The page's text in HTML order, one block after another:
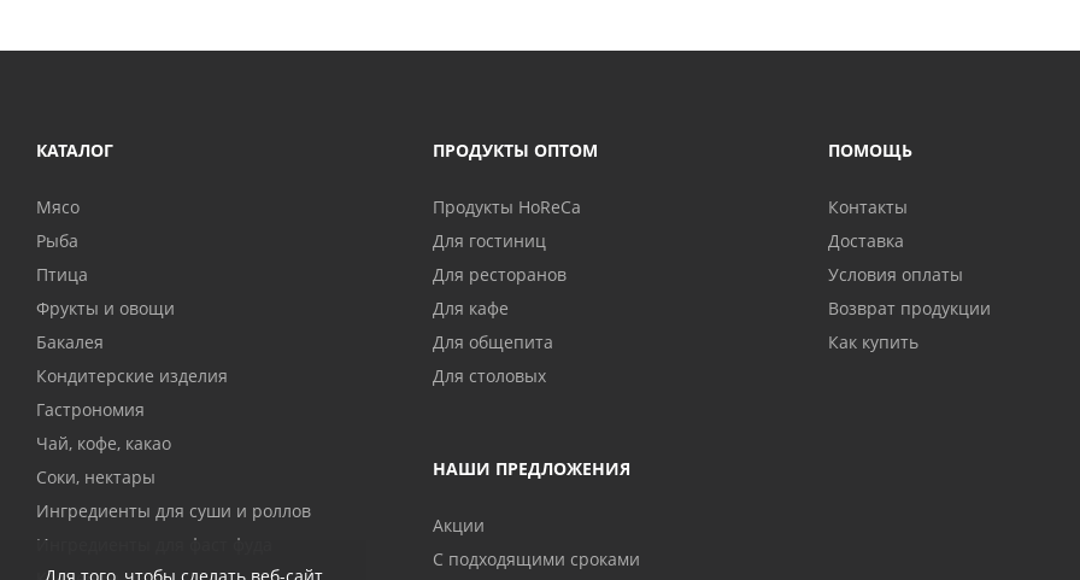
КАТАЛОГ
Мясо
Рыба
Птица
Фрукты и овощи
Бакалея
Кондитерские изделия
Гастрономия
Чай, кофе, какао
Соки, нектары
Ингредиенты для суши и роллов
Ингредиенты для фаст фуда
ПРОДУКТЫ ОПТОМ
Продукты HoReCa
Для гостиниц
Для ресторанов
Для кафе
Для общепита
Для столовых
НАШИ ПРЕДЛОЖЕНИЯ
Акции
С подходящими сроками
ПОМОЩЬ
Контакты
Доставка
Условия оплаты
Возврат продукции
Как купить